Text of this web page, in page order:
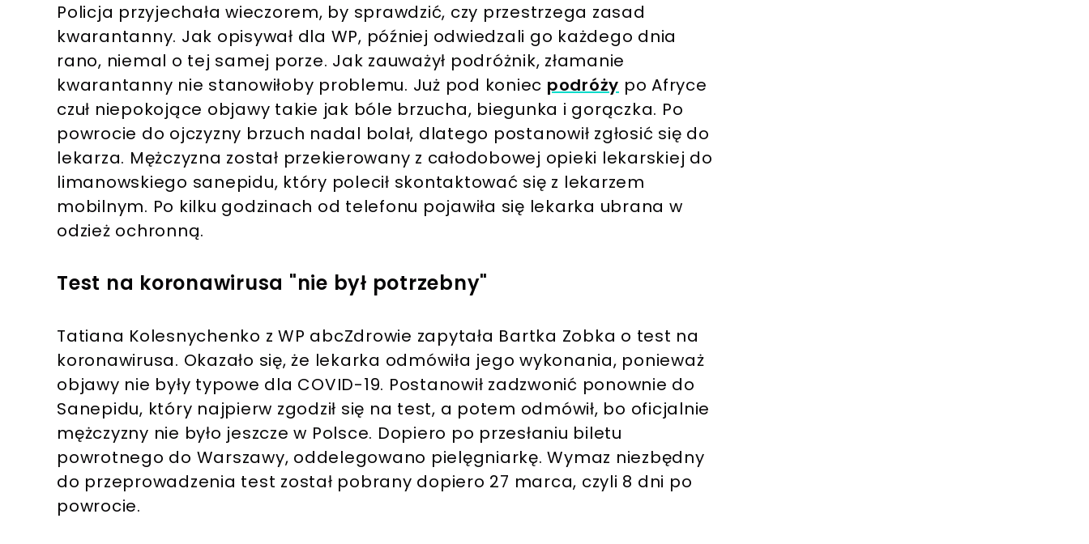
Policja przyjechała wieczorem, by sprawdzić, czy przestrzega zasad
kwarantanny. Jak opisywał dla WP, później odwiedzali go każdego dnia
rano, niemal o tej samej porze. Jak zauważył podróżnik, złamanie
kwarantanny nie stanowiłoby problemu. Już pod koniec podróży po Afryce
czuł niepokojące objawy takie jak bóle brzucha, biegunka i gorączka. Po
powrocie do ojczyzny brzuch nadal bolał, dlatego postanowił zgłosić się do
lekarza. Mężczyzna został przekierowany z całodobowej opieki lekarskiej do
limanowskiego sanepidu, który polecił skontaktować się z lekarzem
mobilnym. Po kilku godzinach od telefonu pojawiła się lekarka ubrana w
odzież ochronną.
Test na koronawirusa "nie był potrzebny"
Tatiana Kolesnychenko z WP abcZdrowie zapytała Bartka Zobka o test na
koronawirusa. Okazało się, że lekarka odmówiła jego wykonania, ponieważ
objawy nie były typowe dla COVID-19. Postanowił zadzwonić ponownie do
Sanepidu, który najpierw zgodził się na test, a potem odmówił, bo oficjalnie
mężczyzny nie było jeszcze w Polsce. Dopiero po przesłaniu biletu
powrotnego do Warszawy, oddelegowano pielęgniarkę. Wymaz niezbędny
do przeprowadzenia test został pobrany dopiero 27 marca, czyli 8 dni po
powrocie.